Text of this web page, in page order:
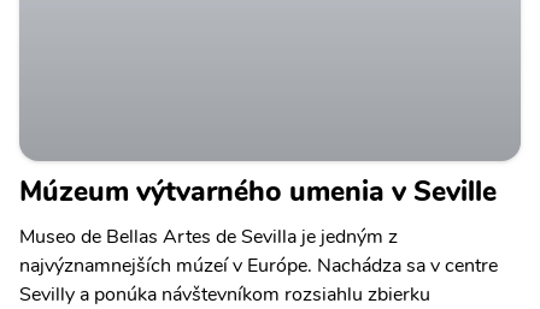
Múzeum výtvarného umenia v Seville
Museo de Bellas Artes de Sevilla je jedným z
najvýznamnejších múzeí v Európe. Nachádza sa v centre
Sevilly a ponúka návštevníkom rozsiahlu zbierku